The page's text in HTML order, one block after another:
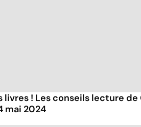
livres ! Les conseils lecture
mai 2024